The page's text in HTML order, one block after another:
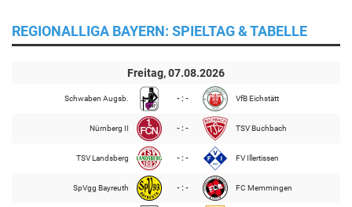
REGIONALLIGA BAYERN: SPIELTAG & TABELLE
Freitag, 07.08.2026
Schwaben Augsb. - : - VfB Eichstätt
Nürnberg II - : - TSV Buchbach
TSV Landsberg - : - FV Illertissen
SpVgg Bayreuth - : - FC Memmingen